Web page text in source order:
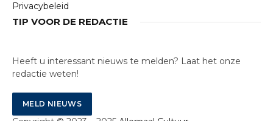
Privacybeleid
TIP VOOR DE REDACTIE
Heeft u interessant nieuws te melden? Laat het onze
redactie weten!